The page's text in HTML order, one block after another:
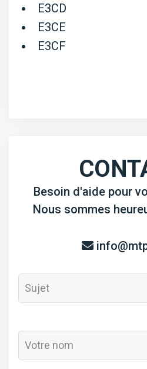
E3CD
E3CE
E3CF
Besoin d'aide pour
Nous sommes